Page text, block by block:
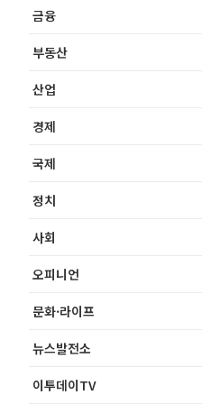
금융
부동산
산업
경제
국제
정치
사회
오피니언
문화·라이프
뉴스발전소
이투데이TV